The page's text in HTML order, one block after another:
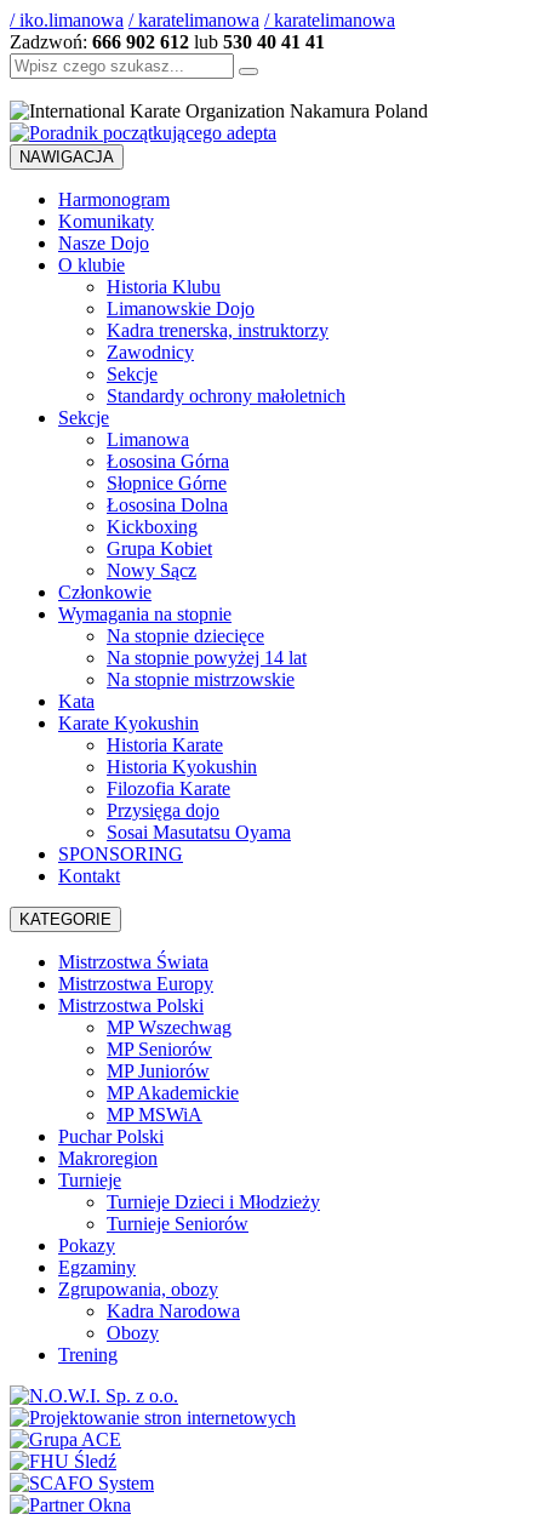
/ iko.limanowa / karatelimanowa / karatelimanowa
Zadzwoń: 666 902 612 lub 530 40 41 41
Szukaj:
NAWIGACJA
Harmonogram
Komunikaty
Nasze Dojo
O klubie
Historia Klubu
Limanowskie Dojo
Kadra trenerska, instruktorzy
Zawodnicy
Sekcje
Standardy ochrony małoletnich
Sekcje
Limanowa
Łososina Górna
Słopnice Górne
Łososina Dolna
Kickboxing
Grupa Kobiet
Nowy Sącz
Członkowie
Wymagania na stopnie
Na stopnie dziecięce
Na stopnie powyżej 14 lat
Na stopnie mistrzowskie
Kata
Karate Kyokushin
Historia Karate
Historia Kyokushin
Filozofia Karate
Przysięga dojo
Sosai Masutatsu Oyama
SPONSORING
Kontakt
KATEGORIE
Mistrzostwa Świata
Mistrzostwa Europy
Mistrzostwa Polski
MP Wszechwag
MP Seniorów
MP Juniorów
MP Akademickie
MP MSWiA
Puchar Polski
Makroregion
Turnieje
Turnieje Dzieci i Młodzieży
Turnieje Seniorów
Pokazy
Egzaminy
Zgrupowania, obozy
Kadra Narodowa
Obozy
Trening